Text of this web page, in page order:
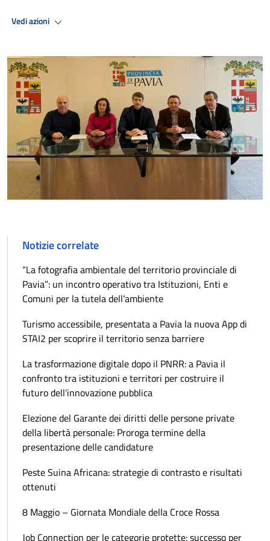
Vedi azioni
Notizie correlate
“La fotografia ambientale del territorio provinciale di
Pavia”: un incontro operativo tra Istituzioni, Enti e
Comuni per la tutela dell’ambiente
Turismo accessibile, presentata a Pavia la nuova App di
STAI2 per scoprire il territorio senza barriere
La trasformazione digitale dopo il PNRR: a Pavia il
confronto tra istituzioni e territori per costruire il
futuro dell’innovazione pubblica
Elezione del Garante dei diritti delle persone private
della libertà personale: Proroga termine della
presentazione delle candidature
Peste Suina Africana: strategie di contrasto e risultati
ottenuti
8 Maggio – Giornata Mondiale della Croce Rossa
Job Connection per le categorie protette: successo per